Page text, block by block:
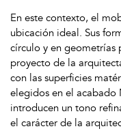
En este contexto, el
ubicación ideal. Sus
círculo y en geometrías
proyecto de la
con las superficies
elegidos en el acabado
introducen un tono
el carácter de la